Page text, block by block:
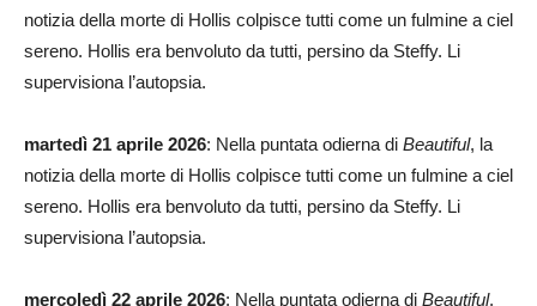
notizia della morte di Hollis colpisce tutti come un fulmine a ciel
sereno. Hollis era benvoluto da tutti, persino da Steffy. Li
supervisiona l’autopsia.
martedì 21 aprile 2026: Nella puntata odierna di Beautiful, la
notizia della morte di Hollis colpisce tutti come un fulmine a ciel
sereno. Hollis era benvoluto da tutti, persino da Steffy. Li
supervisiona l’autopsia.
mercoledì 22 aprile 2026: Nella puntata odierna di Beautiful,